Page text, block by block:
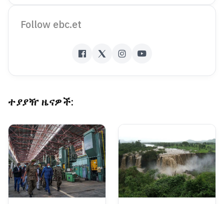
Follow ebc.et
ተያያዥ ዜናዎች: